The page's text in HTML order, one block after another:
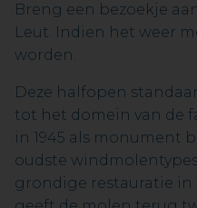
Breng een bezoekje
Leut. Indien het weer
worden.
Deze halfopen
tot het domein van de
in 1945 als monument
oudste
grondige restauratie in